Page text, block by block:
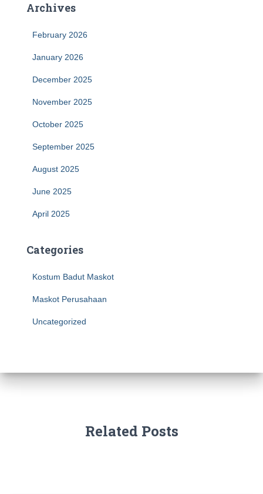
Archives
February 2026
January 2026
December 2025
November 2025
October 2025
September 2025
August 2025
June 2025
April 2025
Categories
Kostum Badut Maskot
Maskot Perusahaan
Uncategorized
Related Posts